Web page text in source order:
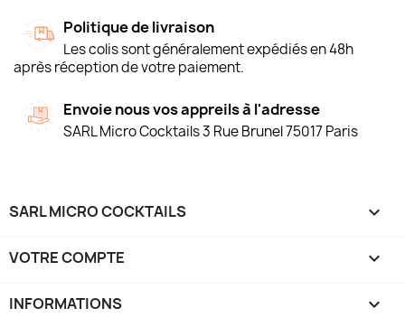
Politique de livraison
Les colis sont généralement expédiés en 48h
après réception de votre paiement.
Envoie nous vos appreils à l'adresse
SARL Micro Cocktails 3 Rue Brunel 75017 Paris
SARL MICRO COCKTAILS 
VOTRE COMPTE 
INFORMATIONS keyboard_arrow_down